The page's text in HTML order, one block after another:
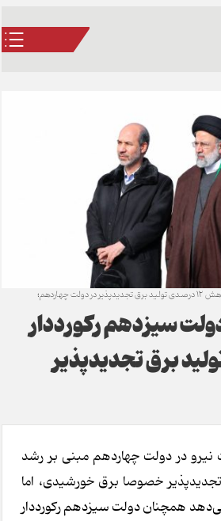
برق تجدیدپذیر در دولت چهاردهم؛
سیزدهم رکورددار
برق تجدیدپذیر
نیرو در دولت چهاردهم مبنی بر رشد
خصوصا برق خورشیدی، اما
همچنان دولت سیزدهم رکورددار